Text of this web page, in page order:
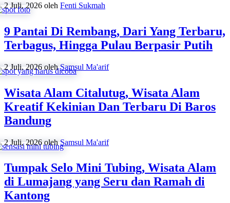
2 Juli, 2026 oleh Fenti Sukmah
9 Pantai Di Rembang, Dari Yang Terbaru,
Terbagus, Hingga Pulau Berpasir Putih
2 Juli, 2026 olehSamsul Ma'arif
Wisata Alam Citalutug, Wisata Alam
Kreatif Kekinian Dan Terbaru Di Baros
Bandung
2 Juli, 2026 olehSamsul Ma'arif
Tumpak Selo Mini Tubing, Wisata Alam
di Lumajang yang Seru dan Ramah di
Kantong